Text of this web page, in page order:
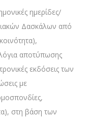
ημερίδες/
Δασκάλων από
αποτύπωσης
εκδόσεις των
με
στη βάση των